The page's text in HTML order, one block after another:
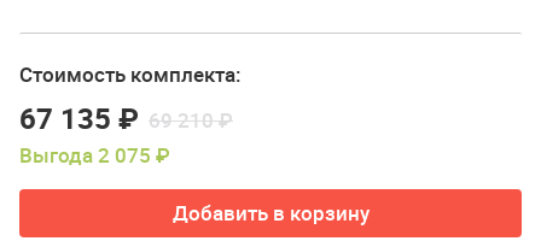
Стоимость комплекта:
67 135 ₽ 69 210 ₽
Выгода 2 075 ₽
Добавить в корзину